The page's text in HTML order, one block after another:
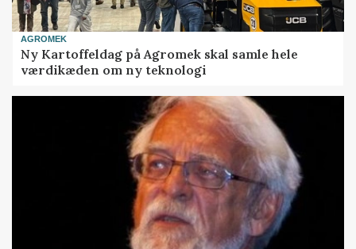
AGROMEK
Ny Kartoffeldag på Agromek skal samle hele
værdikæden om ny teknologi